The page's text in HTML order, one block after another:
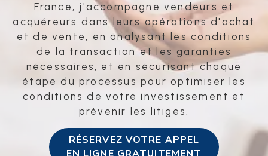
France, j'accompagne vendeurs et
acquéreurs dans leurs opérations d'achat
et de vente, en analysant les conditions
de la transaction et les garanties
nécessaires, et en sécurisant chaque
étape du processus pour optimiser les
conditions de votre investissement et
prévenir les litiges.
RÉSERVEZ VOTRE APPEL